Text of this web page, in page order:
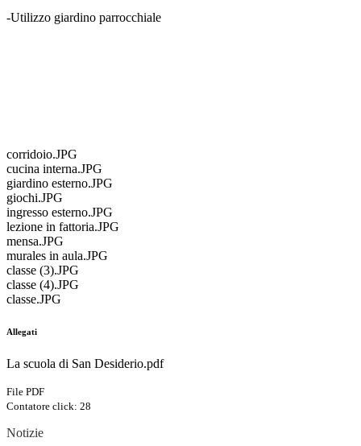
-Utilizzo giardino parrocchiale
corridoio.JPG
cucina interna.JPG
giardino esterno.JPG
giochi.JPG
ingresso esterno.JPG
lezione in fattoria.JPG
mensa.JPG
murales in aula.JPG
classe (3).JPG
classe (4).JPG
classe.JPG
Allegati
La scuola di San Desiderio.pdf
File PDF
Contatore click: 28
Notizie